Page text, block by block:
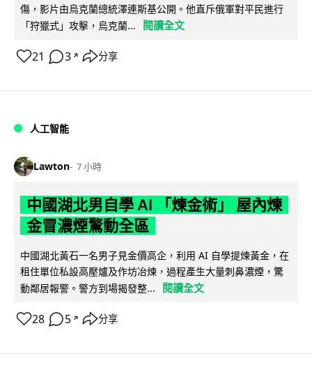
傷，影片由烏克蘭總統澤連斯基公開。他直斥俄軍對平民進行
「狩獵式」攻擊，烏克蘭...
閱讀全文
21 3 ↗ 分享
人工智能
Lawton 7 小時
中國湖北男自學 AI 「煉金術」 屋內煉
金冒濃煙驚動全區
中國湖北黃石一名男子見金價高企，利用 AI 自學提煉黃金，在
租住單位私設高壓爐及作坊冶煉，過程產生大量刺鼻濃煙，驚
動鄰居報警。警方到場揭發整...
閱讀全文
28 5 ↗ 分享